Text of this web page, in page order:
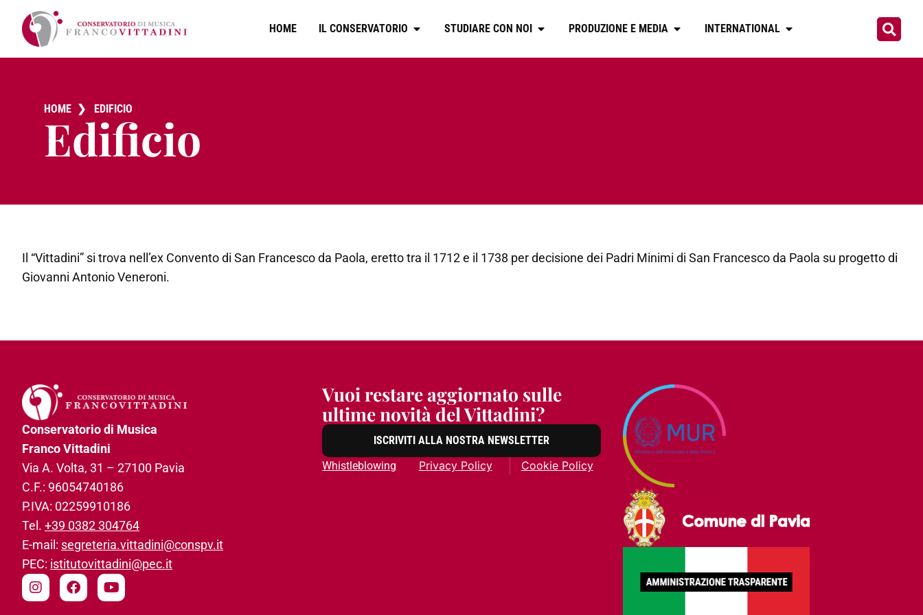
HOME IL CONSERVATORIO STUDIARE CON NOI PRODUZIONE E MEDIA INTERNATIONAL
HOME ❯ EDIFICIO
Edificio
Il “Vittadini” si trova nell’ex Convento di San Francesco da Paola, eretto tra il 1712 e il 1738 per decisione dei Padri Minimi di San Francesco da Paola su progetto di
Giovanni Antonio Veneroni.
Conservatorio di Musica
Franco Vittadini
Via A. Volta, 31­ – 27100 Pavia
C.F.: 96054740186­
P.IVA: 02259910186­
Tel. +39 0382 304764
E-mail: segreteria.vittadini@conspv.it
PEC: istitutovittadini@pec.it
Vuoi restare aggiornato sulle
ultime novità del Vittadini?
ISCRIVITI ALLA NOSTRA NEWSLETTER
Whistleblowing
Privacy Policy Cookie Policy